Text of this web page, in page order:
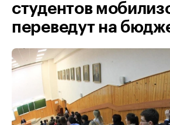
студентов
переведут на